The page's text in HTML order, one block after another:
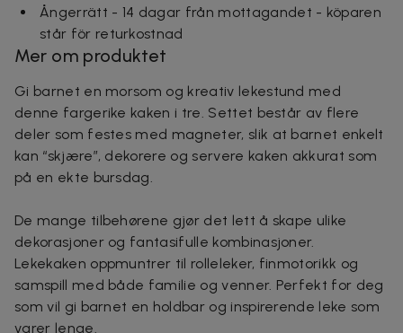
Ångerrätt - 14 dagar från mottagandet - köparen
står för returkostnad
Mer om produktet
Gi barnet en morsom og kreativ lekestund med
denne fargerike kaken i tre. Settet består av flere
deler som festes med magneter, slik at barnet enkelt
kan “skjære”, dekorere og servere kaken akkurat som
på en ekte bursdag.
De mange tilbehørene gjør det lett å skape ulike
dekorasjoner og fantasifulle kombinasjoner.
Lekekaken oppmuntrer til rolleleker, finmotorikk og
samspill med både familie og venner. Perfekt for deg
som vil gi barnet en holdbar og inspirerende leke som
varer lenge.